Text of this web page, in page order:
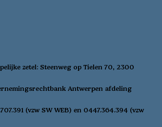
zetel: Steenweg op Tielen 70, 2300
Antwerpen afdeling
(vzw SW WEB) en 0447.364.394 (vzw